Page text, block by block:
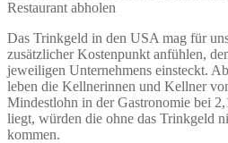
Restaurant abholen
Das Trinkgeld in den USA mag für
zusätzlicher Kostenpunkt anfühlen,
jeweiligen Unternehmens einsteckt.
leben die Kellnerinnen und Kellner
Mindestlohn in der Gastronomie bei
liegt, würden die ohne das Trinkgeld
kommen.